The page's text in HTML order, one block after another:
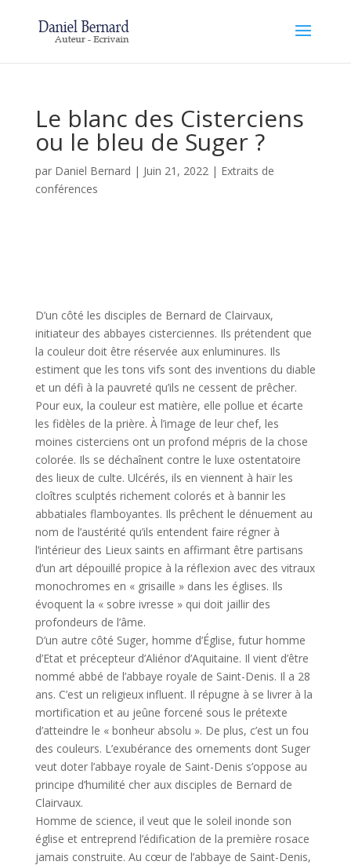
Le blanc des Cisterciens
ou le bleu de Suger ?
par Daniel Bernard | Juin 21, 2022| Extraits de
conférences
D’un côté les disciples de Bernard de Clairvaux,
initiateur des abbayes cisterciennes. Ils prétendent que
la couleur doit être réservée aux enluminures. Ils
estiment que les tons vifs sont des inventions du diable
et un défi à la pauvreté qu’ils ne cessent de prêcher.
Pour eux, la couleur est matière, elle pollue et écarte
les fidèles de la prière. À l’image de leur chef, les
moines cisterciens ont un profond mépris de la chose
colorée. Ils se déchaînent contre le luxe ostentatoire
des lieux de culte. Ulcérés, ils en viennent à haïr les
cloîtres sculptés richement colorés et à bannir les
abbatiales flamboyantes. Ils prêchent le dénuement au
nom de l’austérité qu’ils entendent faire régner à
l’intérieur des Lieux saints en affirmant être partisans
d’un art dépouillé propice à la réflexion avec des vitraux
monochromes en « grisaille » dans les églises. Ils
évoquent la « sobre ivresse » qui doit jaillir des
profondeurs de l’âme.
D’un autre côté Suger, homme d’Église, futur homme
d’Etat et précepteur d’Aliénor d’Aquitaine. Il vient d’être
nommé abbé de l’abbaye royale de Saint-Denis. Il a 28
ans. C’est un religieux influent. Il répugne à se livrer à la
mortification et au jeûne forcené sous le prétexte
d’atteindre le « bonheur absolu ». De plus, c’est un fou
des couleurs. L’exubérance des ornements dont Suger
veut doter l’abbaye royale de Saint-Denis s’oppose au
principe d’humilité cher aux disciples de Bernard de
Clairvaux.
Homme de science, il veut que le soleil inonde son
église et entreprend l’édification de la première rosace
jamais construite. Au cœur de l’abbaye de Saint-Denis,